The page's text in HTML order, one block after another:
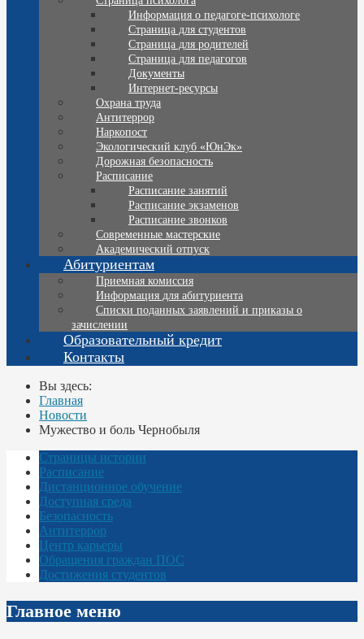
Информация о педагоге-психологе
Страница для студентов
Страница для родителей
Страница для педагогов
Документы
Интернет-ресурсы
Охрана труда
Антитеррор
Наркопост
Экологический клуб «ЮнЭк»
Дорожная безопасность
Расписание
Расписание занятий
Расписание экзаменов
Расписание звонков
Современные мастерские
Академический отпуск
Абитуриентам
Приемная комиссия
Информация для абитуриента
Списки поданных заявлений и приказы о
зачислении
Образовательный кредит
Контакты
Вы здесь:
Главная
Новости
Мужество и боль Чернобыля
Страницы истории
Расписание
Дистанционное обучение
Доступная среда
Безопасность
Антитеррор
Центр карьеры
Обращения граждан ПОС
Достижения студентов
Главное меню